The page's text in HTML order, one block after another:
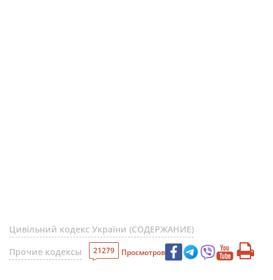
Цивільний кодекс України (СОДЕРЖАНИЕ)
Прочие кодексы
21279 Просмотров